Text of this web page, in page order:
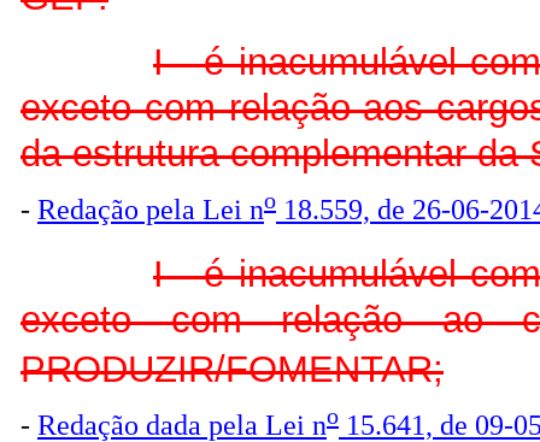
I - é inacumulável
exceto com relação aos
da estrutura complementar da
- Redação pela Lei no 18.559, de 26-06-
I - é inacumulável
exceto com relação ao
PRODUZIR/FOMENTAR;
- Redação dada pela Lei no 15.641, de 09-